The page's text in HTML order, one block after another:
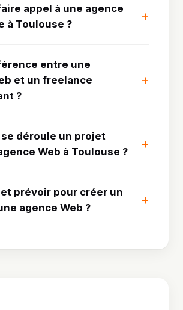
appel à une agence
à Toulouse ?
entre une
et un freelance
?
déroule un projet
Web à Toulouse ?
prévoir pour créer un
agence Web ?